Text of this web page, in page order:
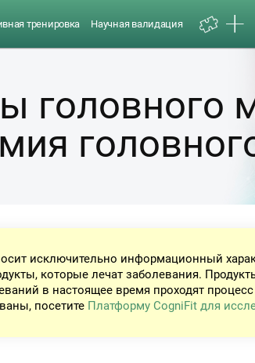
тренировка Научная валидация
головного
исключительно информационный
которые лечат заболевания.
в настоящее время проходят
посетите Платформу CogniFit для